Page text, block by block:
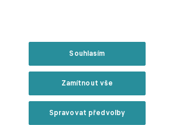
Souhlasím
Zamítnout vše
Spravovat předvolby